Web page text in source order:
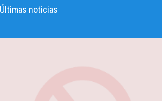
Últimas noticias